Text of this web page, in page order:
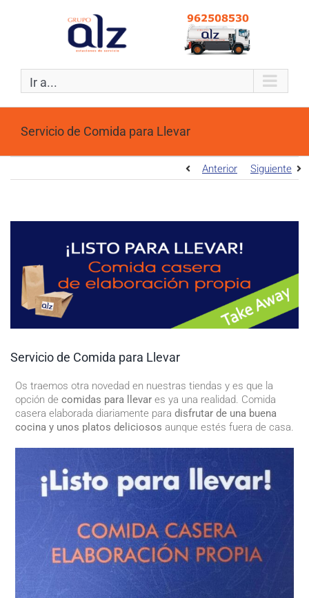
Ir a...
Servicio de Comida para Llevar
Anterior Siguiente
Servicio de Comida para Llevar
Os traemos otra novedad en nuestras tiendas y es que la
opción de comidas para llevares ya una realidad. Comida
casera elaborada diariamente para disfrutar de una buena
cocina y unos platos deliciosos aunque estés fuera de casa.